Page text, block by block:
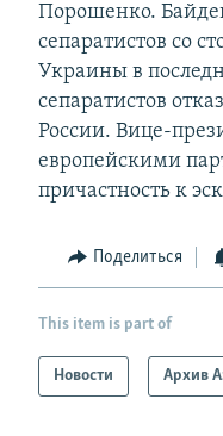
Порошенко.
сепаратистов со
Украины в
сепаратистов
России. Вице-
европейскими
причастность к
Поделиться
This item is part of
Новости Архив